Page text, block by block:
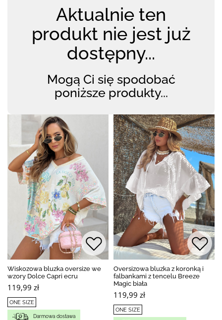
Aktualnie ten
produkt nie jest już
dostępny...
Mogą Ci się spodobać
poniższe produkty...
Wiskozowa bluzka oversize we
wzory Dolce Capri ecru
119,99 zł
ONE SIZE
Darmowa dostawa
Oversizowa bluzka z koronką i
falbankami z tencelu Breeze
Magic biała
119,99 zł
ONE SIZE